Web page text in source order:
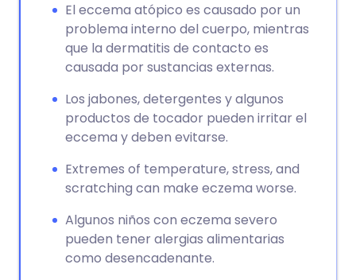
El eccema atópico es causado por un
problema interno del cuerpo, mientras
que la dermatitis de contacto es
causada por sustancias externas.
Los jabones, detergentes y algunos
productos de tocador pueden irritar el
eccema y deben evitarse.
Extremes of temperature, stress, and
scratching can make eczema worse.
Algunos niños con eczema severo
pueden tener alergias alimentarias
como desencadenante.